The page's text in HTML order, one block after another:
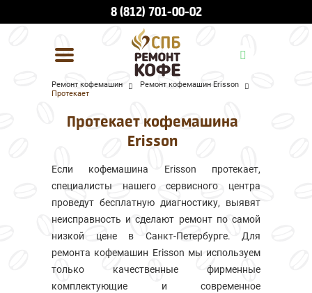
УСЛУГИ И ЦЕНЫ
О КОМПАНИИ
8 (812) 701-00-02
Ремонт кофемашин
Ремонт кофемашин Erisson
Протекает
Протекает кофемашина
Erisson
Если кофемашина Erisson протекает,
специалисты нашего сервисного центра
проведут бесплатную диагностику, выявят
неисправность и сделают ремонт по самой
низкой цене в Санкт-Петербурге. Для
ремонта кофемашин Erisson мы используем
только качественные фирменные
комплектующие и современное